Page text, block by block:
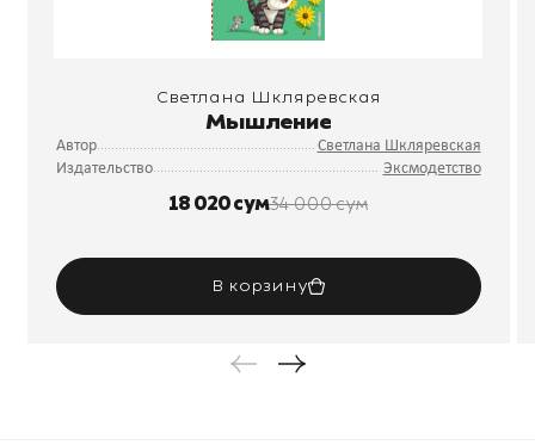
Светлана Шкляревская
Мышление
Автор
Светлана Шкляревская
Издательство
Эксмодетство
18 020 сум34 000 сум
В корзину